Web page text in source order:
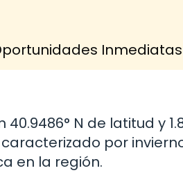
Inmediatas
N de latitud y
por
en la región.